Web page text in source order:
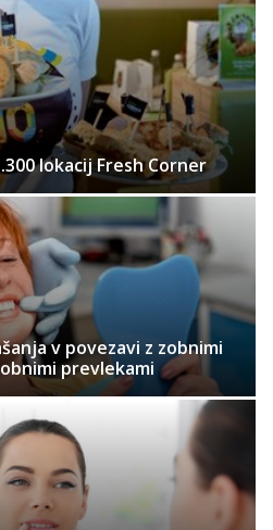
lokacij Fresh Corner
v povezavi z zobnimi
prevlekami